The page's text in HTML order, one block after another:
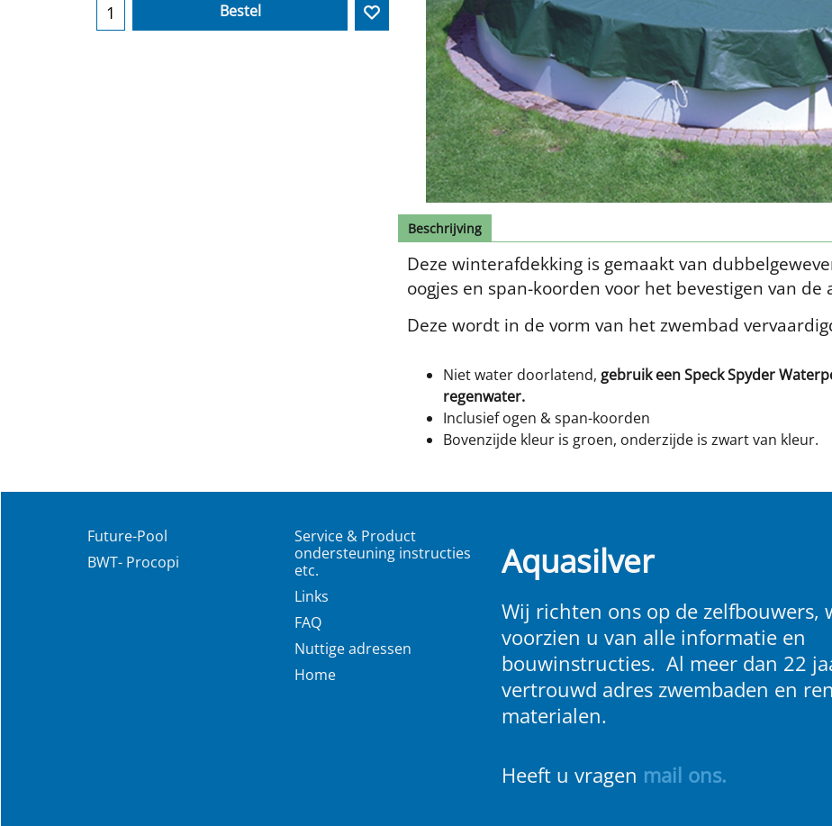
Bestel
Beschrijving
Deze winterafdekking is gemaakt van
oogjes en span-koorden voor het bevestigen van
Deze wordt in de vorm van het zwembad
Niet water doorlatend, gebruik een Speck Spyder
regenwater.
Inclusief ogen & span-koorden
Bovenzijde kleur is groen, onderzijde is zwart van kleur.
Future-Pool
BWT- Procopi
Service & Product
ondersteuning instructies
etc.
Links
FAQ
Nuttige adressen
Home
Aquasilver
Wij richten ons op de zelfbouwers,
voorzien u van alle informatie en
bouwinstructies. Al meer dan 22
vertrouwd adres zwembaden en
materialen.
Heeft u vragen mail ons.